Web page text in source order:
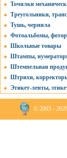
Точилки
Треугольники,
Тушь, чернила
Фотоальбомы,
Школьные товары
Штампы,
Штемпельная
Штрихи,
Этикет-ленты,
© 2003 -